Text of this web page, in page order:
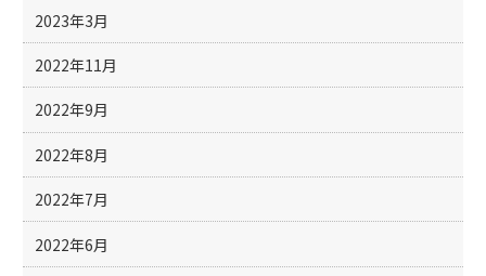
2023年3月
2022年11月
2022年9月
2022年8月
2022年7月
2022年6月